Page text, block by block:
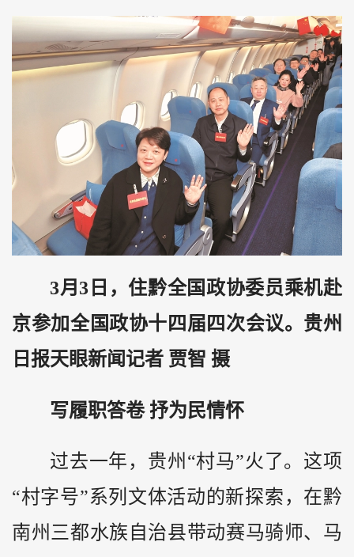
3月3日，住黔全国政协委员乘机赴
京参加全国政协十四届四次会议。贵州
日报天眼新闻记者 贾智 摄
写履职答卷 抒为民情怀
过去一年，贵州“村马”火了。这项
“村字号”系列文体活动的新探索，在黔
南州三都水族自治县带动赛马骑师、马